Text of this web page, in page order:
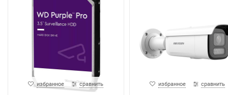
избранное сравнить избранное сравнить